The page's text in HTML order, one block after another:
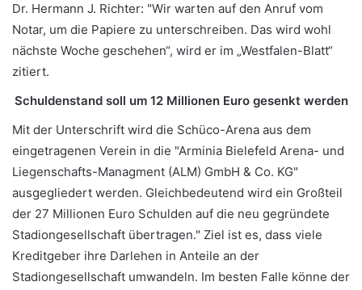
Dr. Hermann J. Richter: "Wir warten auf den Anruf vom
Notar, um die Papiere zu unterschreiben. Das wird wohl
nächste Woche geschehen“, wird er im „Westfalen-Blatt“
zitiert.
Schuldenstand soll um 12 Millionen Euro gesenkt werden
Mit der Unterschrift wird die Schüco-Arena aus dem
eingetragenen Verein in die "Arminia Bielefeld Arena- und
Liegenschafts-Managment (ALM) GmbH & Co. KG"
ausgegliedert werden. Gleichbedeutend wird ein Großteil
der 27 Millionen Euro Schulden auf die neu gegründete
Stadiongesellschaft übertragen." Ziel ist es, dass viele
Kreditgeber ihre Darlehen in Anteile an der
Stadiongesellschaft umwandeln. Im besten Falle könne der